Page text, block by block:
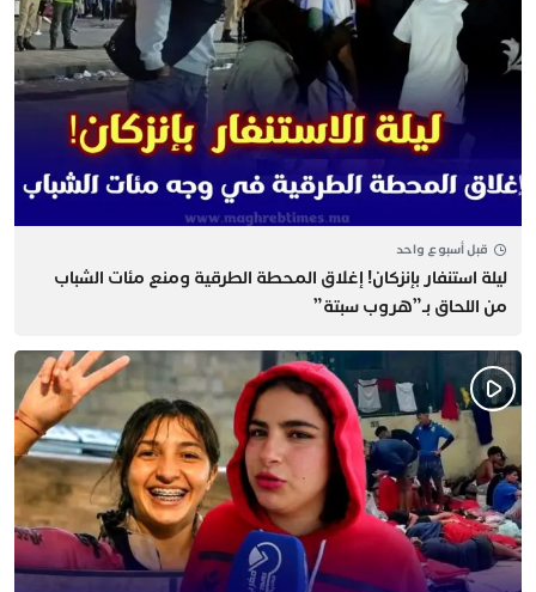
قبل أسبوع واحد
​ليلة استنفار بإنزكان! إغلاق المحطة الطرقية ومنع مئات الشباب
من اللحاق بـ”هروب سبتة”